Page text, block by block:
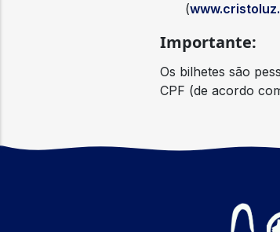
(
Importante:
Os bilhetes são
CPF (de acordo